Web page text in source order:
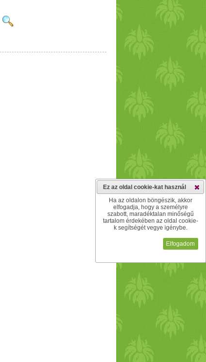
Ez az oldal cookie-kat használ
Ha az oldalon böngészik, akkor
elfogadja, hogy a személyre
szabott, maradéktalan minőségű
tartalom érdekében az oldal cookie-
k segítségét vegye igénybe.
Elfogadom